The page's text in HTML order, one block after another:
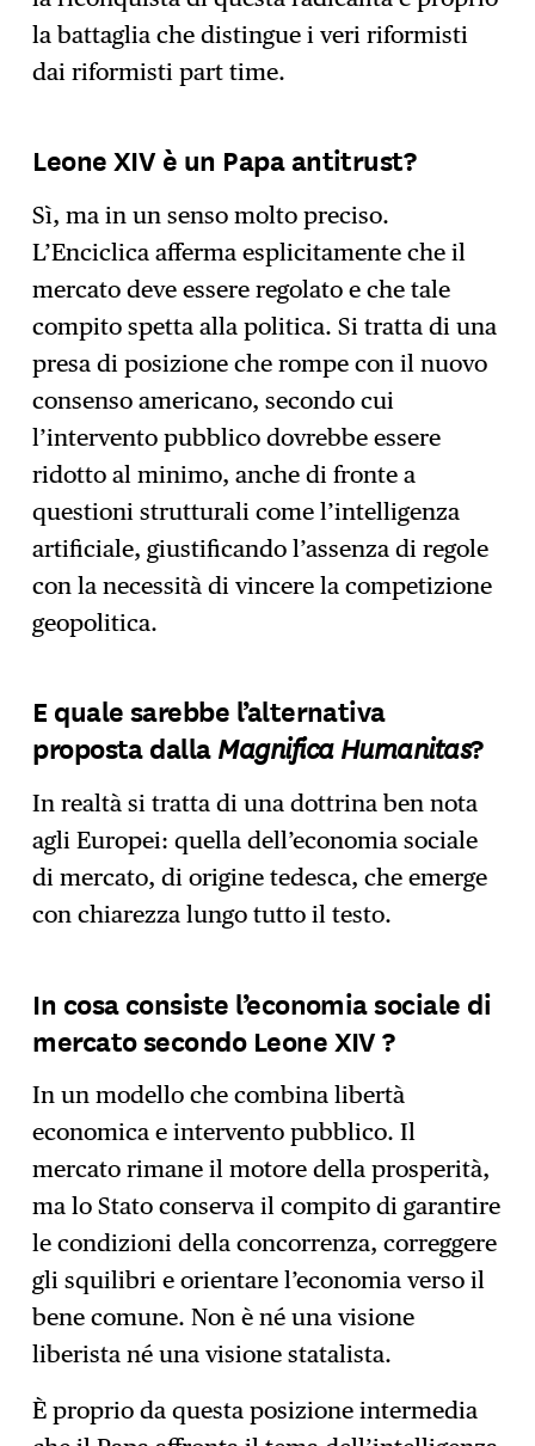
la battaglia che distingue i veri riformisti
dai riformisti part time.
Leone XIV è un Papa antitrust?
Sì, ma in un senso molto preciso.
L’Enciclica afferma esplicitamente che il
mercato deve essere regolato e che tale
compito spetta alla politica. Si tratta di una
presa di posizione che rompe con il nuovo
consenso americano, secondo cui
l’intervento pubblico dovrebbe essere
ridotto al minimo, anche di fronte a
questioni strutturali come l’intelligenza
artificiale, giustificando l’assenza di regole
con la necessità di vincere la competizione
geopolitica.
E quale sarebbe l’alternativa
proposta dallaMagnifica Humanitas?
In realtà si tratta di una dottrina ben nota
agli Europei: quella dell’economia sociale
di mercato, di origine tedesca, che emerge
con chiarezza lungo tutto il testo.
In cosa consiste l’economia sociale di
mercato secondo Leone XIV ?
In un modello che combina libertà
economica e intervento pubblico. Il
mercato rimane il motore della prosperità,
ma lo Stato conserva il compito di garantire
le condizioni della concorrenza, correggere
gli squilibri e orientare l’economia verso il
bene comune. Non è né una visione
liberista né una visione statalista.
È proprio da questa posizione intermedia